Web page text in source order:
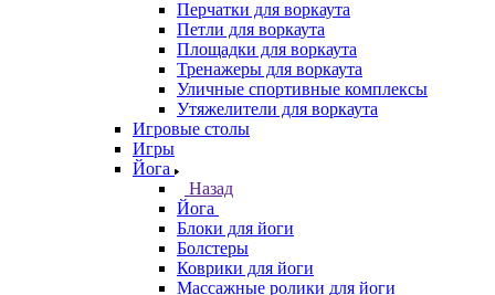
Перчатки для воркаута
Петли для воркаута
Площадки для воркаута
Тренажеры для воркаута
Уличные спортивные комплексы
Утяжелители для воркаута
Игровые столы
Игры
Йога
Назад
Йога
Блоки для йоги
Болстеры
Коврики для йоги
Массажные ролики для йоги